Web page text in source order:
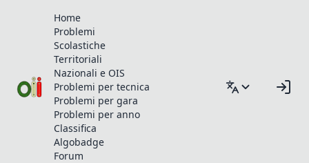
Home
Problemi
Scolastiche
Territoriali
Nazionali e OIS
Problemi per tecnica
Problemi per gara
Problemi per anno
Classifica
Algobadge
Forum